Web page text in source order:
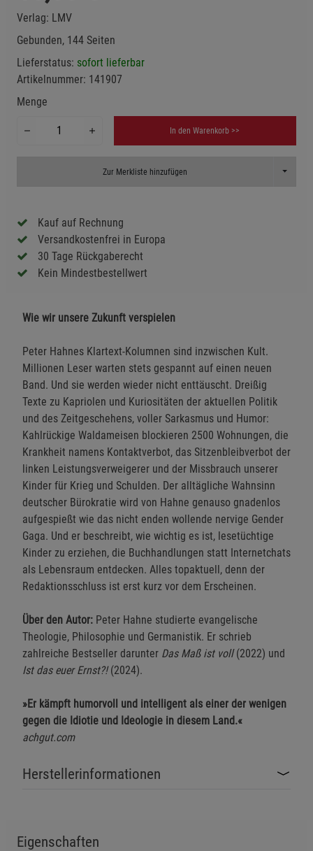
Verlag: LMV
Gebunden, 144 Seiten
Lieferstatus: sofort lieferbar
Artikelnummer: 141907
Menge
In den Warenkorb >>
Zur Merkliste hinzufügen Toggle
Kauf auf Rechnung
Versandkostenfrei in Europa
30 Tage Rückgaberecht
Kein Mindestbestellwert
Wie wir unsere Zukunft verspielen
Peter Hahnes Klartext-Kolumnen sind inzwischen Kult.
Millionen Leser warten stets gespannt auf einen neuen
Band. Und sie werden wieder nicht enttäuscht. Dreißig
Texte zu Kapriolen und Kuriositäten der aktuellen Politik
und des Zeitgeschehens, voller Sarkasmus und Humor:
Kahlrückige Waldameisen blockieren 2500 Wohnungen, die
Krankheit namens Kontaktverbot, das Sitzenbleibverbot der
linken Leistungsverweigerer und der Missbrauch unserer
Kinder für Krieg und Schulden. Der alltägliche Wahnsinn
deutscher Bürokratie wird von Hahne genauso gnadenlos
aufgespießt wie das nicht enden wollende nervige Gender
Gaga. Und er beschreibt, wie wichtig es ist, lesetüchtige
Kinder zu erziehen, die Buchhandlungen statt Internetchats
als Lebensraum entdecken. Alles topaktuell, denn der
Redaktionsschluss ist erst kurz vor dem Erscheinen.
Über den Autor: Peter Hahne studierte evangelische
Theologie, Philosophie und Germanistik. Er schrieb
zahlreiche Bestseller darunter Das Maß ist voll(2022) und
Ist das euer Ernst?!(2024).
»Er kämpft humorvoll und intelligent als einer der wenigen
gegen die Idiotie und Ideologie in diesem Land.«
achgut.com
Herstellerinformationen
Eigenschaften